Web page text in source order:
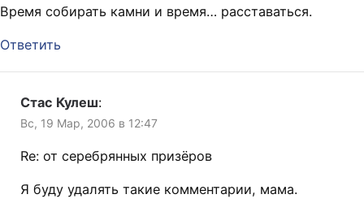
Время собирать камни и время… расставаться.
Ответить
Стас Кулеш:
Вс, 19 Мар, 2006 в 12:47
Re: от серебрянных призёров
Я буду удалять такие комментарии, мама.